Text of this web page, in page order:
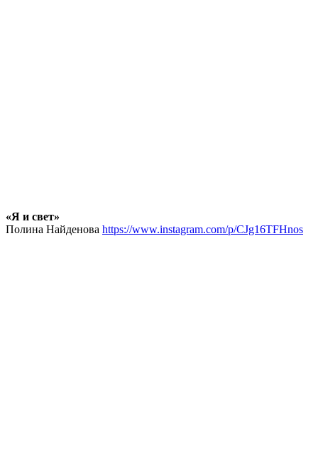
«Я и свет»
Полина Найденова https://www.instagram.com/p/CJg16TFHnos